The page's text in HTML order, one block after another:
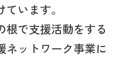
います。
根で支援活動をする
ネットワーク事業に